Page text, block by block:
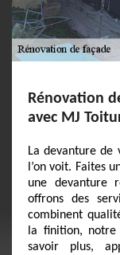
Rénovation
avec MJ
La devanture de
l’on voit. Faites
une devanture
offrons des
combinent
la finition,
savoir plus,